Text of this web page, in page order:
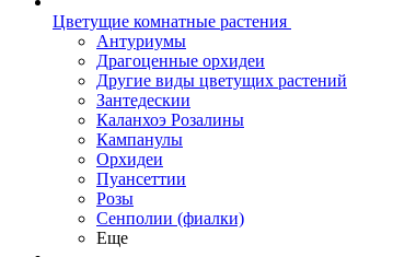
Цветущие комнатные растения
Антуриумы
Драгоценные орхидеи
Другие виды цветущих растений
Зантедескии
Каланхоэ Розалины
Кампанулы
Орхидеи
Пуансеттии
Розы
Сенполии (фиалки)
Еще